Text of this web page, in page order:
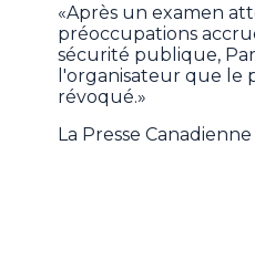
«Après un examen
préoccupations
sécurité publique,
l'organisateur que le
révoqué.»
La Presse Canadienne